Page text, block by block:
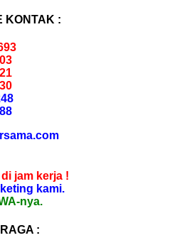
KONTAK :
jam kerja !
kami.
nya.
: